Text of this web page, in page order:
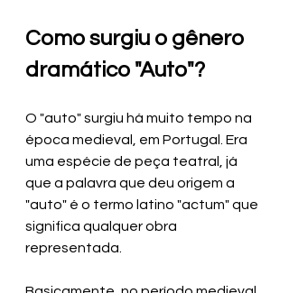
Como surgiu o gênero
dramático "Auto"?
O "auto" surgiu há muito tempo na
época medieval, em Portugal. Era
uma espécie de peça teatral, já
que a palavra que deu origem a
"auto" é o termo latino "actum" que
significa qualquer obra
representada.